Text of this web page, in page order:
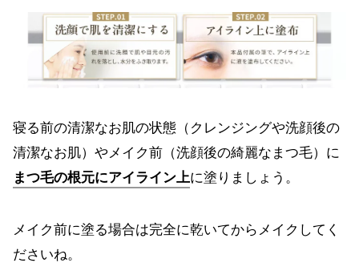
寝る前の清潔なお肌の状態（クレンジングや洗顔後の
清潔なお肌）やメイク前（洗顔後の綺麗なまつ毛）に
まつ毛の根元にアイライン上に塗りましょう。
メイク前に塗る場合は完全に乾いてからメイクしてく
ださいね。